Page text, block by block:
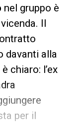
nel gruppo è
Il
davanti alla
chiaro: l’ex
per il